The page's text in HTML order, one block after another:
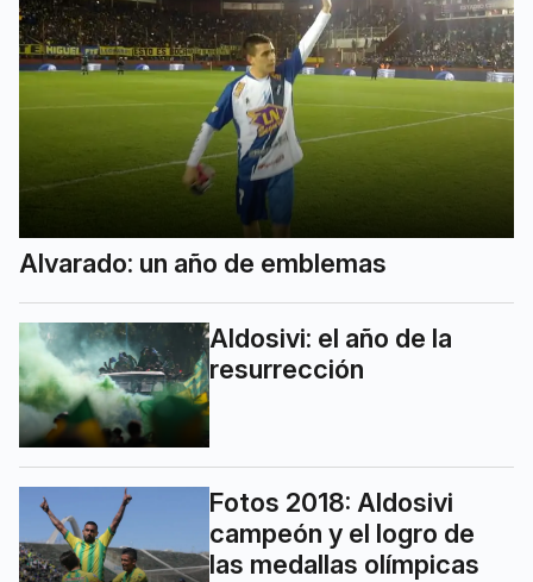
Alvarado: un año de emblemas
Aldosivi: el año de la
resurrección
Fotos 2018: Aldosivi
campeón y el logro de
las medallas olímpicas